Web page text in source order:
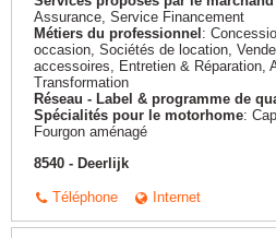
Assurance, Service Financement
Métiers du professionnel :
occasion, Sociétés de location,
accessoires, Entretien & Réparation,
Transformation
Réseau - Label & programme de
Spécialités pour le motorhome:
Fourgon aménagé
8540 - Deerlijk
Téléphone Internet